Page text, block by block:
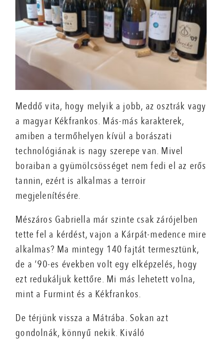
Meddő vita, hogy melyik a jobb, az osztrák vagy
a magyar Kékfrankos. Más-más karakterek,
amiben a termőhelyen kívül a borászati
technológiának is nagy szerepe van. Mivel
boraiban a gyümölcsösséget nem fedi el az erős
tannin, ezért is alkalmas a terroir
megjelenítésére.
Mészáros Gabriella már szinte csak zárójelben
tette fel a kérdést, vajon a Kárpát-medence mire
alkalmas? Ma mintegy 140 fajtát termesztünk,
de a ’90-es években volt egy elképzelés, hogy
ezt redukáljuk kettőre. Mi más lehetett volna,
mint a Furmint és a Kékfrankos.
De térjünk vissza a Mátrába. Sokan azt
gondolnák, könnyű nekik. Kiváló